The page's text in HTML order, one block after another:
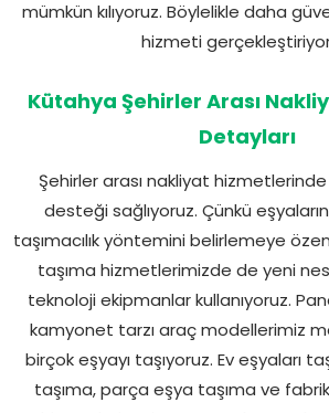
mümkün kılıyoruz. Böylelikle daha
hizmeti
Kütahya Şehirler Arası
Detayları
Şehirler arası nakliyat
desteği sağlıyoruz. Çünkü
taşımacılık yöntemini belirlemeye
taşıma hizmetlerimizde de yeni
teknoloji ekipmanlar kullanıyoruz.
kamyonet tarzı araç modellerimiz
birçok eşyayı taşıyoruz. Ev eşyaları
taşıma, parça eşya taşıma ve